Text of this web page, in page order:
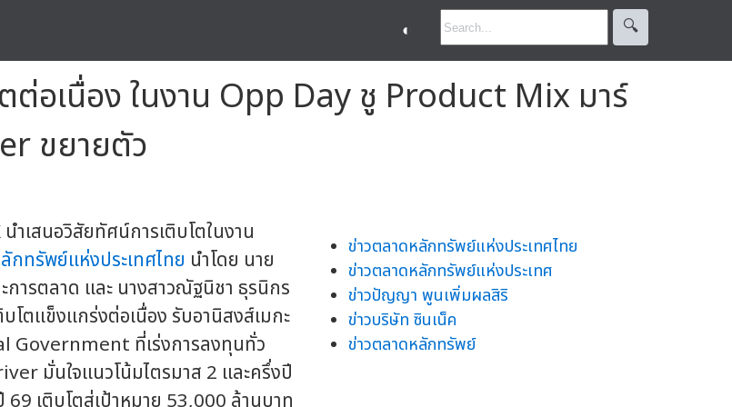
◐ 🔍︎
ต่อเนื่อง ในงาน Opp Day ชู Product Mix มาร์
ขยายตัว
ำเสนอวิสัยทัศน์การเติบโตในงาน
กทรัพย์แห่งประเทศไทย นำโดย นาย
การตลาด และ นางสาวณัฐนิชา ธุรนิกร
โตแข็งแกร่งต่อเนื่อง รับอานิสงส์เมกะ
ที่เร่งการลงทุนทั่ว
มั่นใจแนวโน้มไตรมาส 2 และครึ่งปี
เติบโตสู่เป้าหมาย 53,000 ล้านบาท
ข่าวตลาดหลักทรัพย์แห่งประเทศไทย
ข่าวตลาดหลักทรัพย์แห่งประเทศ
ข่าวปัญญา พูนเพิ่มผลสิริ
ข่าวบริษัท ซินเน็ค
ข่าวตลาดหลักทรัพย์